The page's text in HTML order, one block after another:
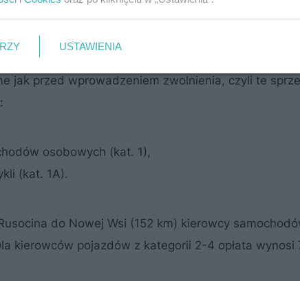
jak przed wprowadzeniem zwolnienia, czyli te
osobowych (kat. 1),
(kat. 1A).
do Nowej Wsi (152 km) kierowcy
kierowców pojazdów z kategorii 2-4 opłata wynosi
USTAWIENIA